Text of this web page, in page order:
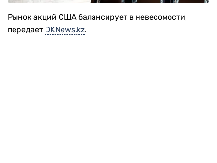
Рынок акций США балансирует в невесомости,
передает DKNews.kz.